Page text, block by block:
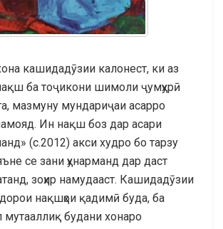
кашидадӯзии калонест, ки аз
ба тоҷикони шимоли ҷумҳурӣ
мазмуну мундариҷаи асарро
Ин нақш боз дар асари
(с.2012) акси худро бо тарзу
се зани ҳунарманд дар даст
зоҳир намудааст. Кашидадӯзии
нақшҳои қадимӣ буда, ба
будани хонаро